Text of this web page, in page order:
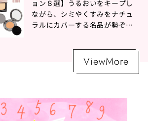
ョン８選】うるおいをキープし
ながら、シミやくすみをナチュ
ラルにカバーする名品が勢ぞろ
ViewMore